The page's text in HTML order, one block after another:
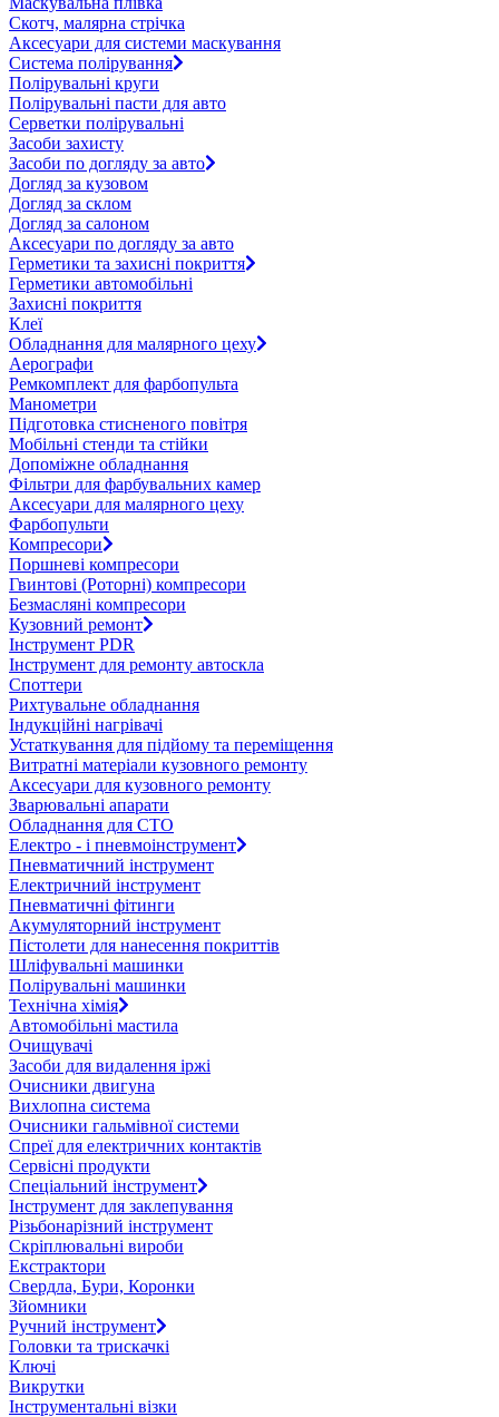
Скотч, малярна стрічка
Аксесуари для системи маскування
Система полірування
Полірувальні круги
Полірувальні пасти для авто
Серветки полірувальні
Засоби захисту
Засоби по догляду за авто
Догляд за кузовом
Догляд за склом
Догляд за салоном
Аксесуари по догляду за авто
Герметики та захисні покриття
Герметики автомобільні
Захисні покриття
Клеї
Обладнання для малярного цеху
Аерографи
Ремкомплект для фарбопульта
Манометри
Підготовка стисненого повітря
Мобільні стенди та стійки
Допоміжне обладнання
Фільтри для фарбувальних камер
Аксесуари для малярного цеху
Фарбопульти
Компресори
Поршневі компресори
Гвинтові (Роторні) компресори
Безмасляні компресори
Кузовний ремонт
Інструмент PDR
Інструмент для ремонту автоскла
Споттери
Рихтувальне обладнання
Індукційні нагрівачі
Устаткування для підйому та переміщення
Витратні матеріали кузовного ремонту
Аксесуари для кузовного ремонту
Зварювальні апарати
Обладнання для СТО
Електро - і пневмоінструмент
Пневматичний інструмент
Електричний інструмент
Пневматичні фітинги
Акумуляторний інструмент
Пістолети для нанесення покриттів
Шліфувальні машинки
Полірувальні машинки
Технічна хімія
Автомобільні мастила
Очищувачі
Засоби для видалення іржі
Очисники двигуна
Вихлопна система
Очисники гальмівної системи
Спреї для електричних контактів
Сервісні продукти
Спеціальний інструмент
Інструмент для заклепування
Різьбонарізний інструмент
Скріплювальні вироби
Екстрактори
Свердла, Бури, Коронки
Зйомники
Ручний інструмент
Головки та трискачкі
Ключі
Викрутки
Інструментальні візки